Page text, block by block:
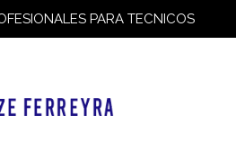
PARA TECNICOS